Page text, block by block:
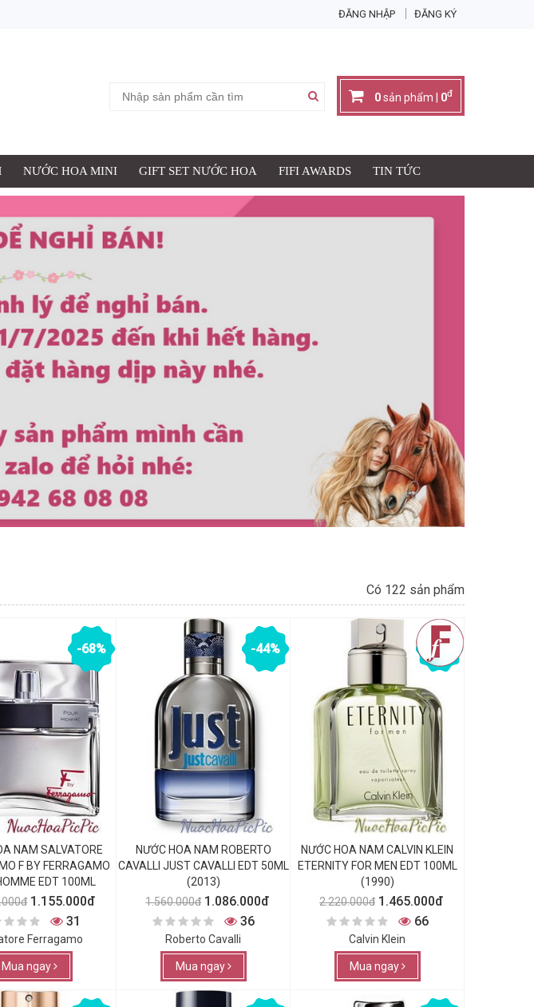
ĐĂNG NHẬP ĐĂNG KÝ
0sản phẩm | 0đ
NƯỚC HOA MINI GIFT SET NƯỚC HOA FIFI AWARDS TIN TỨC
Có 122 sản phẩm
-68%
NAM SALVATORE
F BY FERRAGAMO
EDT 100ML
1.155.000đ
31
Ferragamo
Mua ngay
-44%
NƯỚC HOA NAM ROBERTO
CAVALLI JUST CAVALLI EDT 50ML
(2013)
1.560.000đ 1.086.000đ
36
Roberto Cavalli
Mua ngay
-52%
NƯỚC HOA NAM CALVIN KLEIN
ETERNITY FOR MEN EDT 100ML
(1990)
2.220.000đ 1.465.000đ
66
Calvin Klein
Mua ngay